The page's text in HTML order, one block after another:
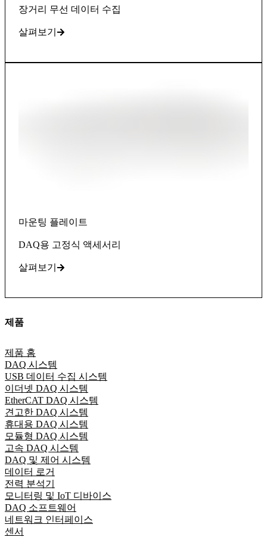
장거리 무선 데이터 수집
살펴보기
마운팅 플레이트
DAQ용 고정식 액세서리
살펴보기
제품
제품 홈
DAQ 시스템
USB 데이터 수집 시스템
이더넷 DAQ 시스템
EtherCAT DAQ 시스템
견고한 DAQ 시스템
휴대용 DAQ 시스템
모듈형 DAQ 시스템
고속 DAQ 시스템
DAQ 및 제어 시스템
데이터 로거
전력 분석기
모니터링 및 IoT 디바이스
DAQ 소프트웨어
네트워크 인터페이스
센서